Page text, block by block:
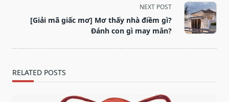
reader-
NEXT POST
[Giải mã giấc mơ] Mơ thấy nhà điềm gì?
Đánh con gì may mắn?
RELATED POSTS